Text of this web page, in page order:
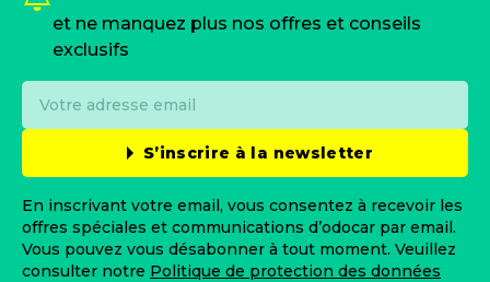
et ne manquez plus nos offres et conseils
exclusifs
S’inscrire à la newsletter
En inscrivant votre email, vous consentez à recevoir les
offres spéciales et communications d’odocar par email.
Vous pouvez vous désabonner à tout moment. Veuillez
consulter notre Politique de protection des données